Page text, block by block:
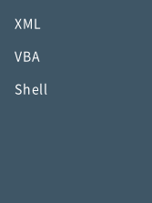
XML
VBA
Shell